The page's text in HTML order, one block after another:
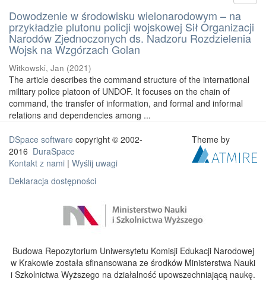
Dowodzenie w środowisku wielonarodowym – na
przykładzie plutonu policji wojskowej Sił Organizacji
Narodów Zjednoczonych ds. Nadzoru Rozdzielenia
Wojsk na Wzgórzach Golan
Witkowski, Jan (2021)
The article describes the command structure of the international
military police platoon of UNDOF. It focuses on the chain of
command, the transfer of information, and formal and informal
relations and dependencies among ...
DSpace software copyright © 2002-
2016 DuraSpace
Kontakt z nami | Wyślij uwagi
Deklaracja dostępności
Theme by
Budowa Repozytorium Uniwersytetu Komisji Edukacji Narodowej
w Krakowie została sfinansowana ze środków Ministerstwa Nauki
i Szkolnictwa Wyższego na działalność upowszechniającą naukę.